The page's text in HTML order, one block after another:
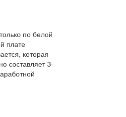
по белой
плате
которая
составляет 3-